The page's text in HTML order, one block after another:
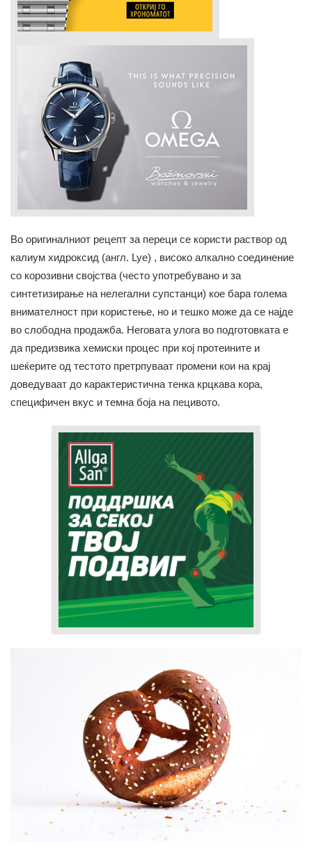
Во оригиналниот рецепт за переци се користи раствор од
калиум хидроксид (англ. Lye) , високо алкално соединение
со корозивни својства (често употребувано и за
синтетизирање на нелегални супстанци) кое бара голема
внимателност при користење, но и тешко може да се најде
во слободна продажба. Неговата улога во подготовката е
да предизвика хемиски процес при кој протеините и
шеќерите од тестото претрпуваат промени кои на крај
доведуваат до карактеристична тенка крцкава кора,
специфичен вкус и темна боја на пецивото.